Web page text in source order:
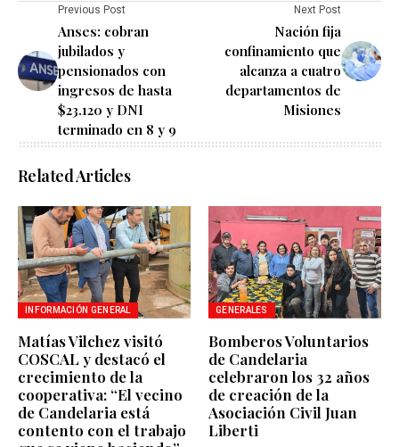
Previous Post
Anses: cobran
jubilados y
pensionados con
ingresos de hasta
$23.120 y DNI
terminado en 8 y 9
Next Post
Nación fija
confinamiento que
alcanza a cuatro
departamentos de
Misiones
Related Articles
INFORMACIÓN GENERAL
Matías Vilchez visitó
COSCAL y destacó el
crecimiento de la
cooperativa: “El vecino
de Candelaria está
contento con el trabajo
GENERALES
Bomberos Voluntarios
de Candelaria
celebraron los 32 años
de creación de la
Asociación Civil Juan
Liberti